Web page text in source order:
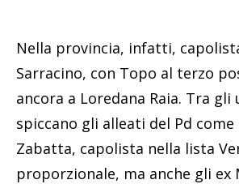
Nella provincia, infatti,
Sarracino, con Topo al terzo
ancora a Loredana Raia. Tra
spiccano gli alleati del Pd come
Zabatta, capolista nella lista
proporzionale, ma anche gli ex